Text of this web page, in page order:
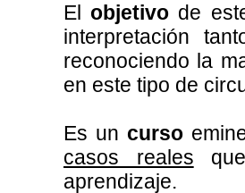
El objetivo de
interpretación
reconociendo la
en este tipo de
Es un curso
casos reales
aprendizaje.